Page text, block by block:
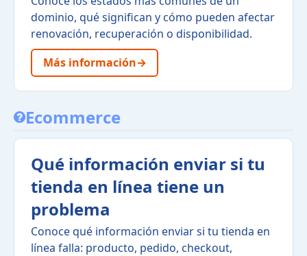
dominio, qué significan y cómo pueden afectar
renovación, recuperación o disponibilidad.
Más información→
Ecommerce
Qué información enviar si tu
tienda en línea tiene un
problema
Conoce qué información enviar si tu tienda en
línea falla: producto, pedido, checkout,